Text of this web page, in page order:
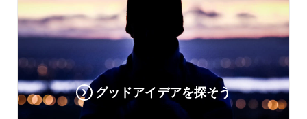
グッドアイデアを探そう